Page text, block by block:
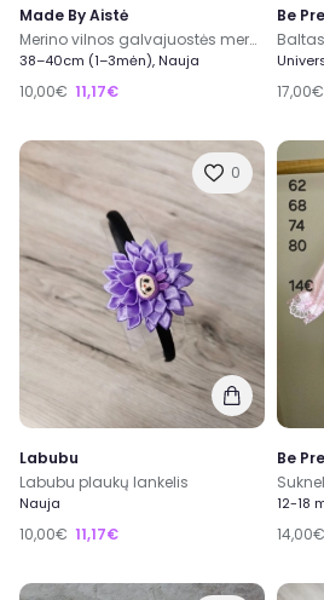
Made By Aistė
Merino vilnos galvajuostės mergaitei
38–40cm (1–3mėn), Nauja
10,00€ 11,17€
Be
17,00€
0
Labubu
Labubu plaukų lankelis
Nauja
10,00€ 11,17€
Be
12-18
14,00€